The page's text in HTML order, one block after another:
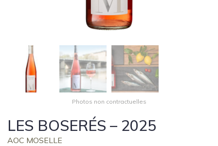
Photos non contractuelles
LES BOSERÉS – 2025
AOC MOSELLE